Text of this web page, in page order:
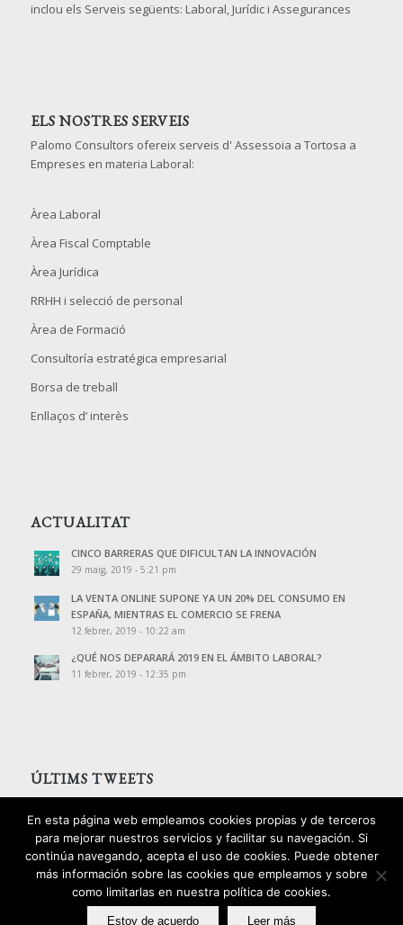
inclou els Serveis següents: Laboral, Jurídic i Assegurances
ELS NOSTRES SERVEIS
Palomo Consultors ofereix serveis d' Assessoia a Tortosa a
Empreses en materia Laboral:
Àrea Laboral
Àrea Fiscal Comptable
Àrea Jurídica
RRHH i selecció de personal
Àrea de Formació
Consultoría estratégica empresarial
Borsa de treball
Enllaços d’ interès
ACTUALITAT
CINCO BARRERAS QUE DIFICULTAN LA INNOVACIÓN
29 maig, 2019 - 5:21 pm
LA VENTA ONLINE SUPONE YA UN 20% DEL CONSUMO EN
ESPAÑA, MIENTRAS EL COMERCIO SE FRENA
12 febrer, 2019 - 10:22 am
¿QUÉ NOS DEPARARÁ 2019 EN EL ÁMBITO LABORAL?
11 febrer, 2019 - 12:35 pm
ÚLTIMS TWEETS
Tweets de @PalomoAssessors
2016 © Copyright - Palomo Consultors
En esta página web empleamos cookies propias y de terceros
para mejorar nuestros servicios y facilitar su navegación. Si
continúa navegando, acepta el uso de cookies. Puede obtener
más información sobre las cookies que empleamos y sobre
como limitarlas en nuestra política de cookies.
Estoy de acuerdo Leer más